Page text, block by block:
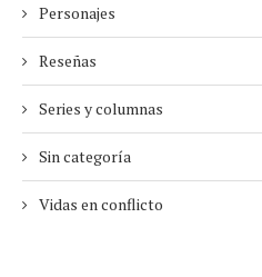
Personajes
Reseñas
Series y columnas
Sin categoría
Vidas en conflicto